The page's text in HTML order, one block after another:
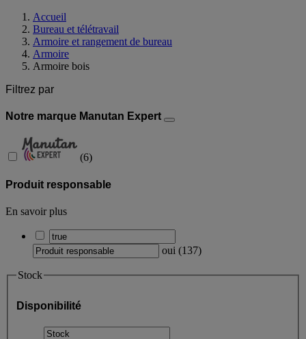
Accueil
Bureau et télétravail
Armoire et rangement de bureau
Armoire
Armoire bois
Filtrez par
Notre marque Manutan Expert
(6)
Produit responsable
En savoir plus
oui (137)
Stock
Disponibilité